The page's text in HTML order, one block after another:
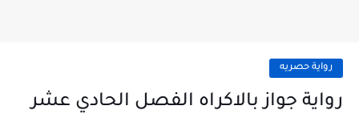
رواية حصريه
رواية جواز بالاكراه الفصل الحادي عشر